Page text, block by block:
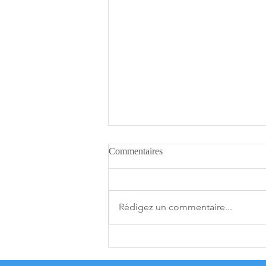
Commentaires
Rédigez un commentaire...